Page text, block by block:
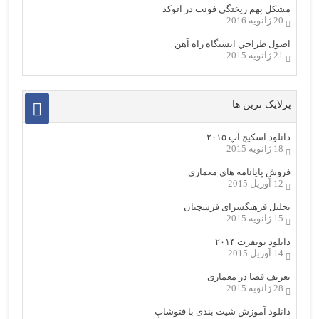
مشکل بهم ریختگی فونت در اتوکد
20 ژانویه 2016
اصول طراحي ایستگاه راه آهن
21 ژانویه 2015
پرلایک ترین ها
دانلود اسکیچ آپ ۲۰۱۵
18 ژانویه 2015
فروش پایانامه های معماری
12 آوریل 2015
تحلیل فرهنگسرای فرشچیان
15 ژانویه 2015
دانلود نویفرت ۲۰۱۴
14 آوریل 2015
تعریف فضا در معماری
28 ژانویه 2015
دانلود آموزش شیت بندی با فتوشاپ